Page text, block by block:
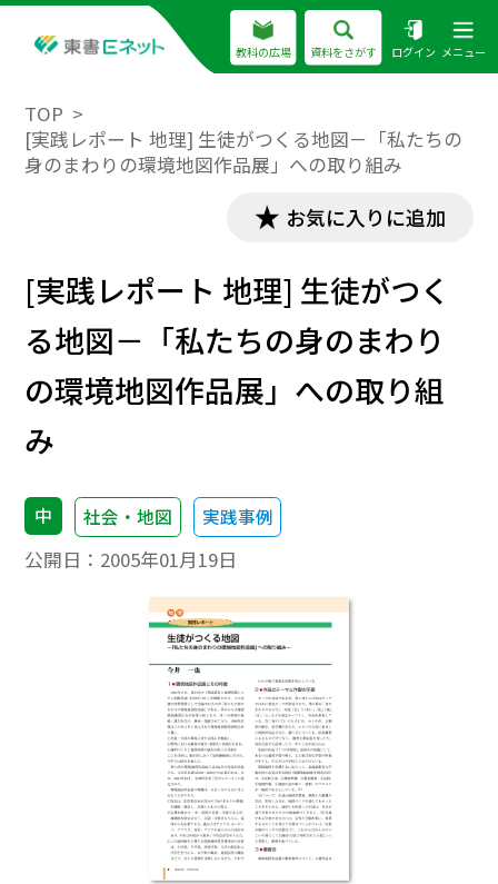
教科の広場 資料をさがす ログイン メニュー
TOP
[実践レポート 地理] 生徒がつくる地図－「私たちの
身のまわりの環境地図作品展」への取り組み
お気に入りに追加
[実践レポート 地理] 生徒がつく
る地図－「私たちの身のまわり
の環境地図作品展」への取り組
み
中 社会・地図 実践事例
公開日： 2005年01月19日